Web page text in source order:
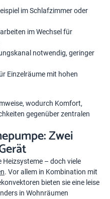
im Schlafzimmer oder
im Wechsel für
notwendig, geringer
Einzelräume mit hohen
wodurch Komfort,
gegenüber zentralen
Zwei
– doch viele
. Vor allem in Kombination mit
bieten sie eine leise
in Wohnräumen